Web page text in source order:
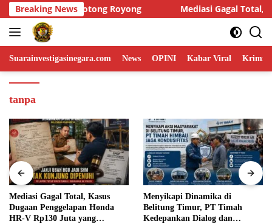
Skip
to
content
Breaking News
Mediasi Gagal Total, Kasus Dugaan Penggelapan Honda HR-
Suarainvestigasinegara.com News OPINI Kabar Viral
tanpa
Menyikapi Dinamika di
Belitung Timur, PT Timah
Kedepankan Dialog dan
Humas DPP LIN Desak Kapolri
dan Panglima TNI Turun
Langsung Usut Dugaan